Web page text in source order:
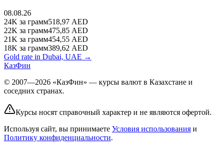
08.08.26
24K за грамм518,97 AED
22K за грамм475,85 AED
21K за грамм454,55 AED
18K за грамм389,62 AED
Gold rate in Dubai, UAE →
КазФин
© 2007—2026 «КазФин» — курсы валют в Казахстане и
соседних странах.
Курсы носят справочный характер и не являются офертой.
Используя сайт, вы принимаете Условия использования и
Политику конфиденциальности.